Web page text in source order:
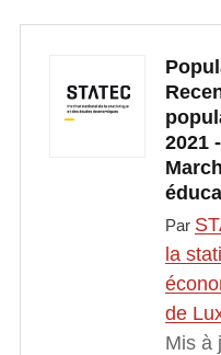
2021
Par
la
de
Mis à